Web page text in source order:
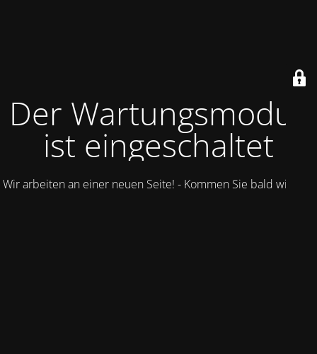
Der Wartungsmodus
ist eingeschaltet
Wir arbeiten an einer neuen Seite! - Kommen Sie bald wieder.